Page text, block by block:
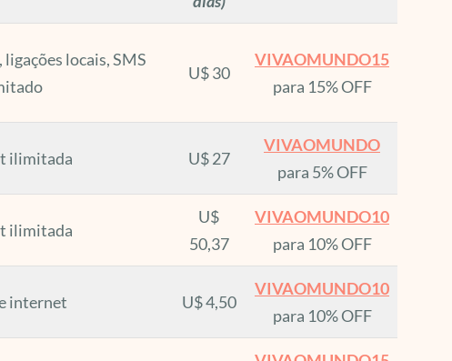
locais, SMS
U$ 30
VIVAOMUNDO15
para 15% OFF
ilimitada U$ 27
VIVAOMUNDO
para 5% OFF
ilimitada
U$
50,37
VIVAOMUNDO10
para 10% OFF
internet U$ 4,50
VIVAOMUNDO10
para 10% OFF